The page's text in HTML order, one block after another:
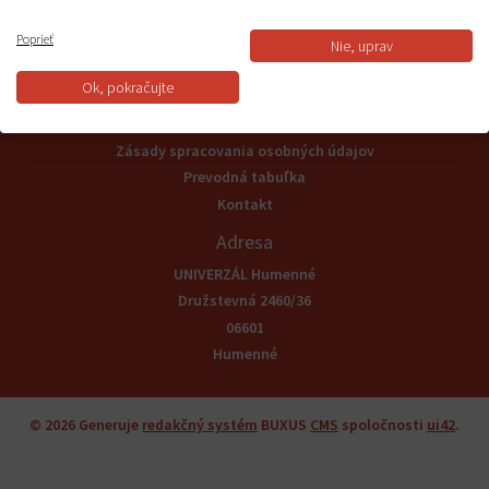
Informácie
Všeobecné obchodné podmienky
Reklamačný poriadok a odstúpenie od zmluvy
Zásady spracovania osobných údajov
Prevodná tabuľka
Kontakt
Adresa
UNIVERZÁL Humenné
Družstevná 2460/36
06601
Humenné
© 2026 Generuje redakčný systém BUXUS CMS spoločnosti ui42.
Poprieť Nie, uprav
Ok, pokračujte